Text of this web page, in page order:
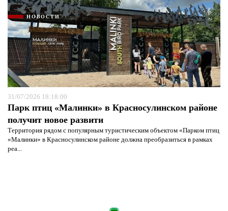
НОВОСТИ
31/07/2026 18:18:00
Парк птиц «Малинки» в Красносулинском районе
получит новое развити
Территория рядом с популярным туристическим объектом «Парком птиц
«Малинки» в Красносулинском районе должна преобразиться в рамках
реа...